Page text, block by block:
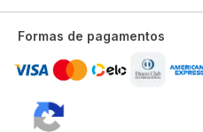
Formas de pagamentos